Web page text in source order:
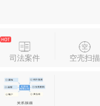
司法案件 空壳扫描